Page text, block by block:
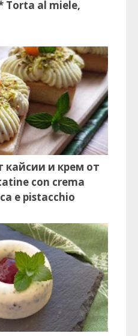
Torta al miele,
кайсии и крем от
con crema
e pistacchio